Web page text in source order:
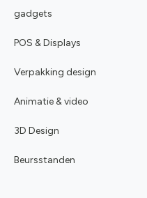
gadgets
POS & Displays
Verpakking design
Animatie & video
3D Design
Beursstanden